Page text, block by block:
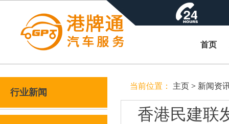
首页
行业新闻
当前位置： 主页 > 新闻资
香港民建联